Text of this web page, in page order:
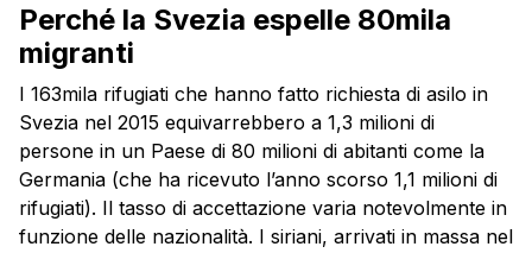
Perché la Svezia espelle 80mila
migranti
I 163mila rifugiati che hanno fatto richiesta di asilo in
Svezia nel 2015 equivarrebbero a 1,3 milioni di
persone in un Paese di 80 milioni di abitanti come la
Germania (che ha ricevuto l’anno scorso 1,1 milioni di
rifugiati). Il tasso di accettazione varia notevolmente in
funzione delle nazionalità. I siriani, arrivati in massa nel